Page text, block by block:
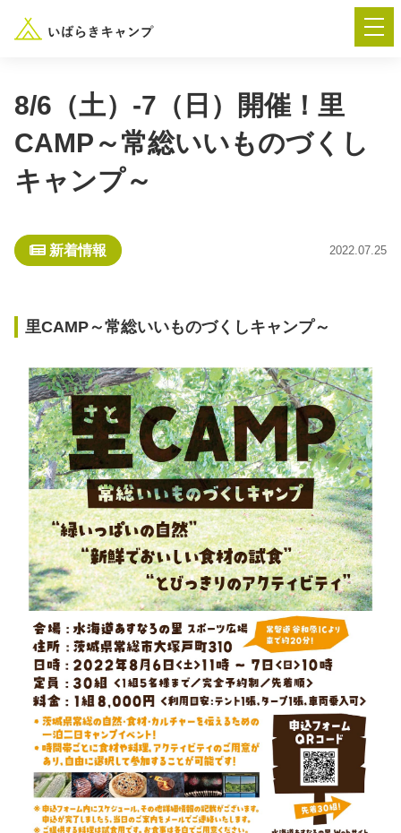
― AUTUMN FESTA 2026 ―
秋冬キャンプ 山間キャンプ
海辺キャンプ 川辺キャンプ
湖畔キャンプ
利用規約
プライバシーポリシー
8/6（土）-7（日）開催！里
CAMP～常総いいものづくし
キャンプ～
新着情報 2022.07.25
里CAMP～常総いいものづくしキャンプ～